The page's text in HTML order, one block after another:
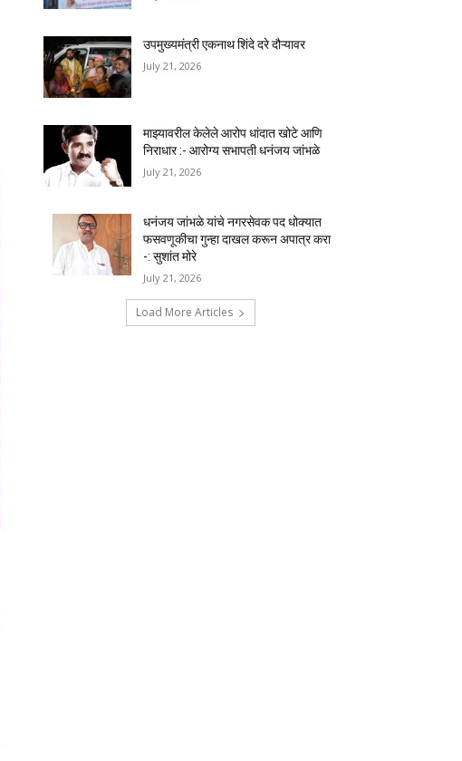
उपमुख्यमंत्री एकनाथ शिंदे दरे दौऱ्यावर
July 21, 2026
माझ्यावरील केलेले आरोप धांदात खोटे आणि
निराधार :- आरोग्य सभापती धनंजय जांभळे
July 21, 2026
धनंजय जांभळे यांचे नगरसेवक पद धोक्यात
फसवणूकीचा गुन्हा दाखल करून अपात्र करा
-: सुशांत मोरे
July 21, 2026
Load More Articles